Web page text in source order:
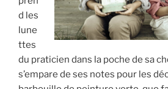
d les
lune
ttes
du praticien dans la poche de sa
s’empare de ses notes pour les